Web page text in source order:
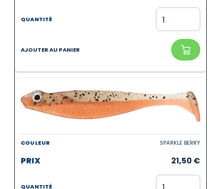
SPARKLE BERRY
21,50 €